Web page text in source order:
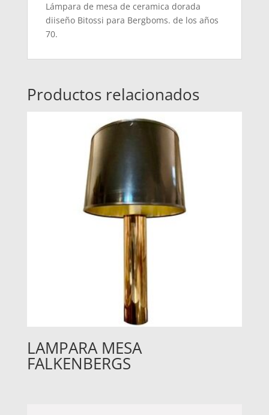
Lámpara de mesa de ceramica dorada
diiseño Bitossi para Bergboms. de los años
70.
Productos relacionados
LAMPARA MESA
FALKENBERGS